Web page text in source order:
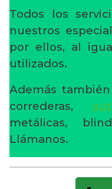
Todos los
nuestros
por ellos, al
utilizados.
Además
correderas,
metálicas,
Llámanos.